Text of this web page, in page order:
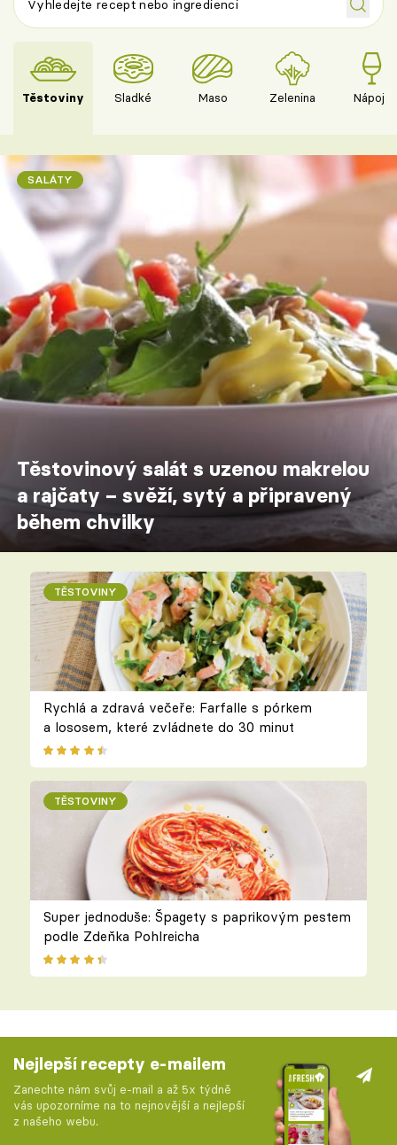
Těstoviny Sladké Maso Zelenina Nápoje
SALÁTY
Těstovinový salát s uzenou makrelou
a rajčaty – svěží, sytý a připravený
během chvilky
TĚSTOVINY
Rychlá a zdravá večeře: Farfalle s pórkem
a lososem, které zvládnete do 30 minut
TĚSTOVINY
Super jednoduše: Špagety s paprikovým pestem
podle Zdeňka Pohlreicha
Nejlepší recepty e-mailem
Zanechte nám svůj e-mail a až 5x týdně
vás upozorníme na to nejnovější a nejlepší
z našeho webu.